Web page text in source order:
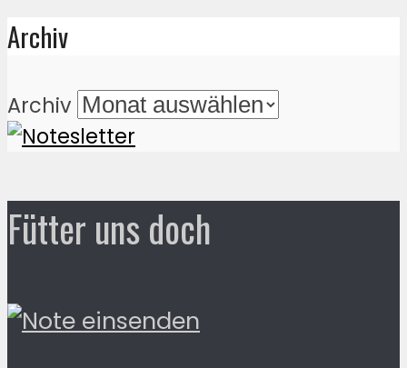
Archiv
Archiv
Fütter uns doch